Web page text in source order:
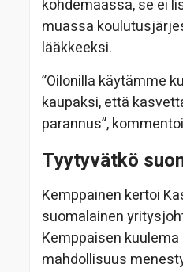
kohdemaassa, se ei
muassa
lääkkeeksi.
”Oilonilla käytämme
kaupaksi, että
parannus”, kommentoi
Tyytyvätkö
Kemppainen kertoi
suomalainen
Kemppaisen
mahdollisuus